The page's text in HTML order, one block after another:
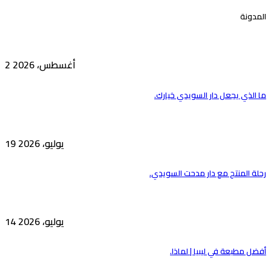
المدونة
2 أغسطس، 2026
ما الذي يجعل دار السويدي خيارك.
19 يوليو، 2026
رحلة المنتج مع دار مدحت السويدي.
14 يوليو، 2026
أفضل مطبعة في ليبيا | لماذا.